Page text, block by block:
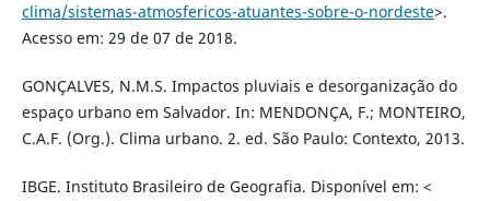
clima/sistemas-atmosfericos-atuantes-sobre-o-nordeste>.
Acesso em: 29 de 07 de 2018.
GONÇALVES, N.M.S. Impactos pluviais e desorganização do
espaço urbano em Salvador. In: MENDONÇA, F.; MONTEIRO,
C.A.F. (Org.). Clima urbano. 2. ed. São Paulo: Contexto, 2013.
IBGE. Instituto Brasileiro de Geografia. Disponível em: <